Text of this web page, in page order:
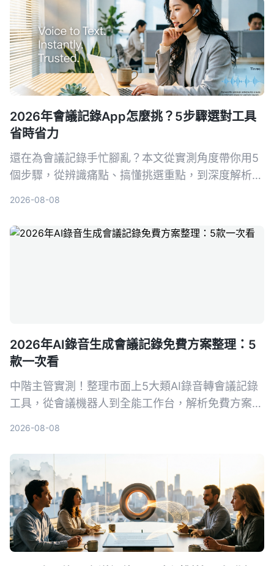
2026年會議記錄App怎麼挑？5步驟選對工具
省時省力
還在為會議記錄手忙腳亂？本文從實測角度帶你用5
個步驟，從辨識痛點、搞懂挑選重點，到深度解析首
的會議記錄幫手，再也不怕漏掉關鍵決策。
2026-08-08
2026年AI錄音生成會議記錄免費方案整理：5
款一次看
中階主管實測！整理市面上5大類AI錄音轉會議記錄
工具，從會議機器人到全能工作台，解析免費方案與
2026-08-08